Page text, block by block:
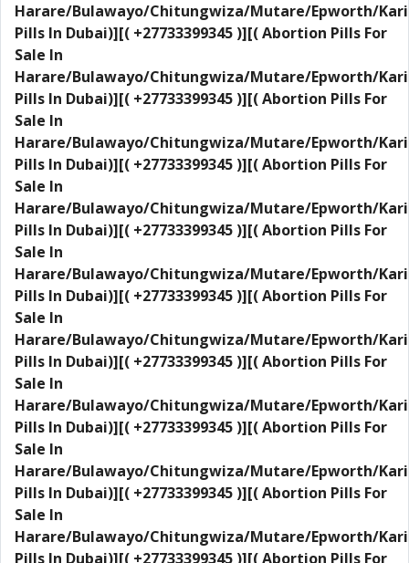
Harare/Bulawayo/Chitungwiza/Mutare/Epworth/
Pills In Dubai)][( +27733399345 )][( Abortion Pills For
Sale In
Harare/Bulawayo/Chitungwiza/Mutare/Epworth/
Pills In Dubai)][( +27733399345 )][( Abortion Pills For
Sale In
Harare/Bulawayo/Chitungwiza/Mutare/Epworth/
Pills In Dubai)][( +27733399345 )][( Abortion Pills For
Sale In
Harare/Bulawayo/Chitungwiza/Mutare/Epworth/
Pills In Dubai)][( +27733399345 )][( Abortion Pills For
Sale In
Harare/Bulawayo/Chitungwiza/Mutare/Epworth/
Pills In Dubai)][( +27733399345 )][( Abortion Pills For
Sale In
Harare/Bulawayo/Chitungwiza/Mutare/Epworth/
Pills In Dubai)][( +27733399345 )][( Abortion Pills For
Sale In
Harare/Bulawayo/Chitungwiza/Mutare/Epworth/
Pills In Dubai)][( +27733399345 )][( Abortion Pills For
Sale In
Harare/Bulawayo/Chitungwiza/Mutare/Epworth/
Pills In Dubai)][( +27733399345 )][( Abortion Pills For
Sale In
Harare/Bulawayo/Chitungwiza/Mutare/Epworth/
Pills In Dubai)][( +27733399345 )][( Abortion Pills For